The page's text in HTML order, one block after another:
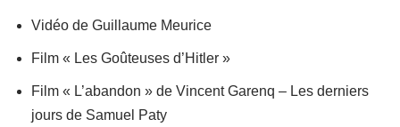
Vidéo de Guillaume Meurice
Film « Les Goûteuses d’Hitler »
Film « L’abandon » de Vincent Garenq – Les derniers
jours de Samuel Paty